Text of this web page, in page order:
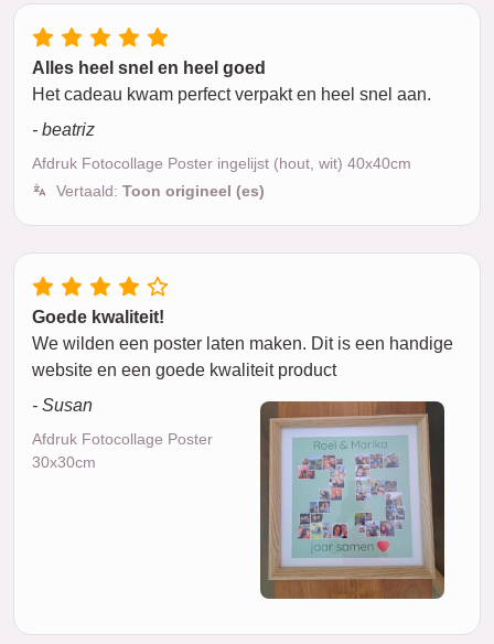
Alles heel snel en heel goed
Het cadeau kwam perfect verpakt en heel snel aan.
- beatriz
Afdruk Fotocollage Poster ingelijst (hout, wit) 40x40cm
Vertaald: Toon origineel (es)
Goede kwaliteit!
We wilden een poster laten maken. Dit is een handige
website en een goede kwaliteit product
- Susan
Afdruk Fotocollage Poster
30x30cm